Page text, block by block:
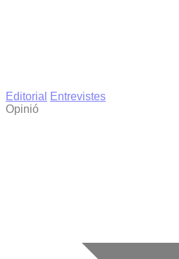
Editorial
Entrevistes
Opinió